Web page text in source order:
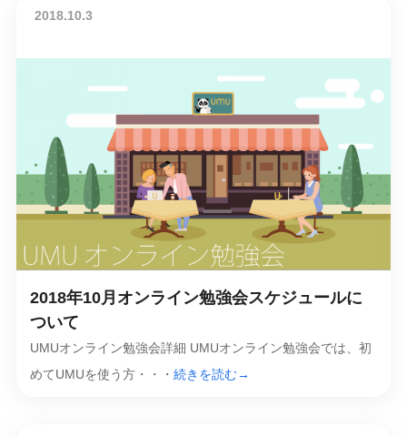
2018.10.3
2018年10月オンライン勉強会スケジュールに
ついて
UMUオンライン勉強会詳細 UMUオンライン勉強会では、初
めてUMUを使う方・・・ 続きを読む→